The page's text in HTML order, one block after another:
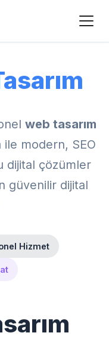
web tasarım
modern, SEO
dijital çözümler
güvenilir dijital
Hizmet